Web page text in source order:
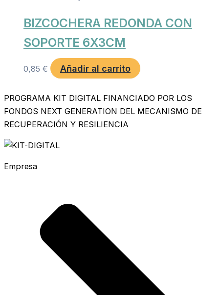
BIZCOCHERA REDONDA CON
SOPORTE 6X3CM
0,85 € Añadir al carrito
PROGRAMA KIT DIGITAL FINANCIADO POR LOS
FONDOS NEXT GENERATION DEL MECANISMO DE
RECUPERACIÓN Y RESILIENCIA
Empresa